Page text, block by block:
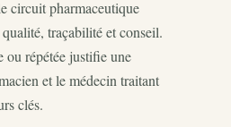
circuit pharmaceutique
traçabilité et conseil.
ou répétée justifie une
et le médecin traitant
clés.